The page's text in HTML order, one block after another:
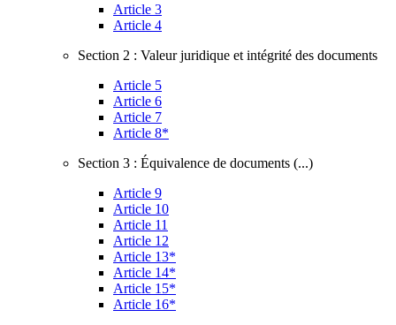
Article 3
Article 4
Section 2 : Valeur juridique et intégrité des documents
Article 5
Article 6
Article 7
Article 8*
Section 3 : Équivalence de documents (...)
Article 9
Article 10
Article 11
Article 12
Article 13*
Article 14*
Article 15*
Article 16*